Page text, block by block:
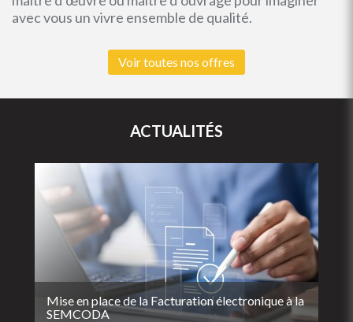
avec vous un vivre ensemble de qualité.
Voir toutes nos offres
ACTUALITÉS
Mise en place de la Facturation électronique à la
SEMCODA